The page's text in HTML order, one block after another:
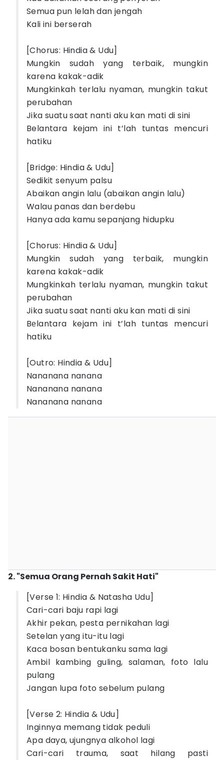
Semua pun lelah dan jengah
Kali ini berserah
[Chorus: Hindia & Udu]
Mungkin sudah yang terbaik, mungkin
karena kakak-adik
Mungkinkah terlalu nyaman, mungkin takut
perubahan
Jika suatu saat nanti aku kan mati di sini
Belantara kejam ini t’lah tuntas mencuri
hatiku
[Bridge: Hindia & Udu]
Sedikit senyum palsu
Abaikan angin lalu (abaikan angin lalu)
Walau panas dan berdebu
Hanya ada kamu sepanjang hidupku
[Chorus: Hindia & Udu]
Mungkin sudah yang tеrbaik, mungkin
karena kakak-adik
Mungkinkah terlalu nyaman, mungkin takut
perubahan
Jika suatu saat nanti aku kan mati di sini
Bеlantara kejam ini t’lah tuntas mencuri
hatiku
[Outro: Hindia & Udu]
Nananana nanana
Nananana nanana
Nananana nanana
2. "Semua Orang Pernah Sakit Hati"
[Verse 1: Hindia & Natasha Udu]
Cari-cari baju rapi lagi
Akhir pekan, pesta pernikahan lagi
Setelan yang itu-itu lagi
Kaca bosan bentukanku sama lagi
Ambil kambing guling, salaman, foto lalu
pulang
Jangan lupa foto sebelum pulang
[Verse 2: Hindia & Udu]
Inginnya memang tidak peduli
Apa daya, ujungnya alkohol lagi
Cari-cari trauma, saat hilang pasti